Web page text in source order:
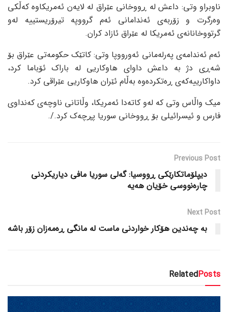
ناوبراو وتی: داعش لە ڕووخانی عێراق لە لایەن ئەمریکاوە کەڵکی
وەرگرت و زۆربەی ئەندامانی ئەم گرووپە تیرۆریستییە لەو
گرتووخانانەی ئەمریکا لە عێراق ئازاد کران.
ئەم ئەندامەی پەرلەمانی ئەورووپا وتی: کاتێک حکومەتی عێراق بۆ
شەڕی دژ بە داعش داوای هاوکاریی لە باراک ئۆباما کرد،
داواکارییەکەی ڕەتکردەوە بەڵام ئێران هاوکاریی عێراقی کرد.
میک واڵاس وتی کە لەو کاتەدا ئەمریکا، وڵاتانی ناوچەی کەنداوی
فارس و ئیسرائیلی بۆ ڕووخانی سوریا پڕچەک کرد./.
Previous Post
دیپلۆماتکارێکی ڕووسیا: گەلی سوریا مافی دیاریکردنی
چارەنووسی خۆیان هەیە
Next Post
بە چەندین هۆکار خواردنی ماست لە مانگی ڕەمەزان زۆر باشە
RelatedPosts